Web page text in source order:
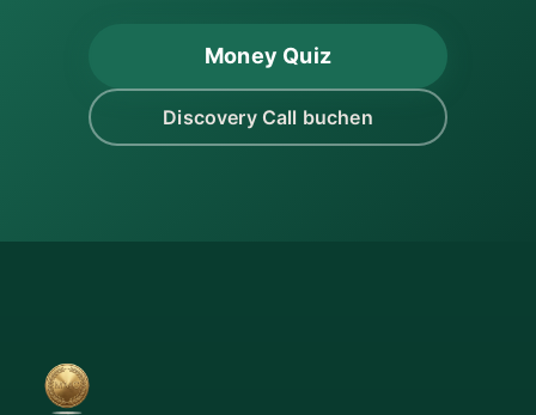
Money Quiz
Discovery Call buchen